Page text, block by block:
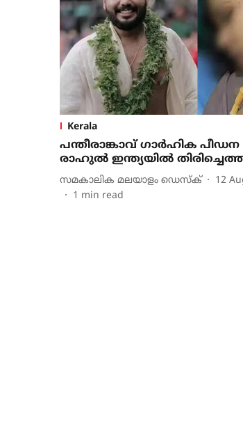
Kerala
പന്തീരാങ്കാവ് ഗാര്‍ഹിക
രാഹുല്‍ ഇന്ത്യയില്‍
സമകാലിക മലയാളം ഡെസ്ക്
12
1 min read